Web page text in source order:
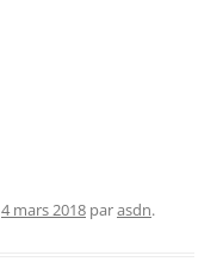
4 mars 2018 parasdn.